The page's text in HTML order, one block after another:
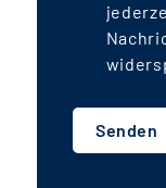
Senden